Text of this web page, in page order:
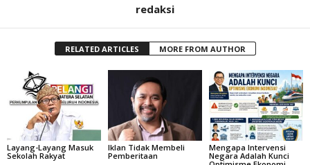
redaksi
RELATED ARTICLES MORE FROM AUTHOR
Layang-Layang Masuk
Sekolah Rakyat
Iklan Tidak Membeli
Pemberitaan
Mengapa Intervensi
Negara Adalah Kunci